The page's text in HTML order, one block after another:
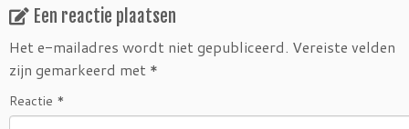
Een reactie plaatsen
Het e-mailadres wordt niet gepubliceerd. Vereiste velden
zijn gemarkeerd met *
Reactie *